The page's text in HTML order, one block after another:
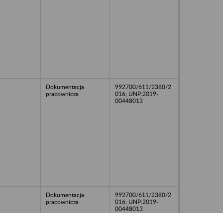
Dokumentacja
pracownicza
992700/611/2380/2
016; UNP:2019-
00448013
Dokumentacja
pracownicza
992700/611/2380/2
016; UNP:2019-
00448013